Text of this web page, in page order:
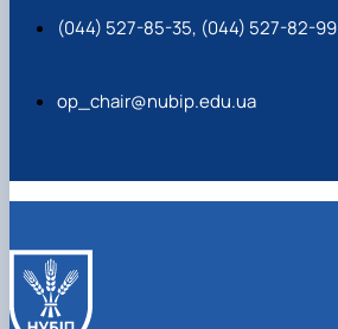
(044) 527-85-35, (044) 527-82-99
op_chair@nubip.edu.ua